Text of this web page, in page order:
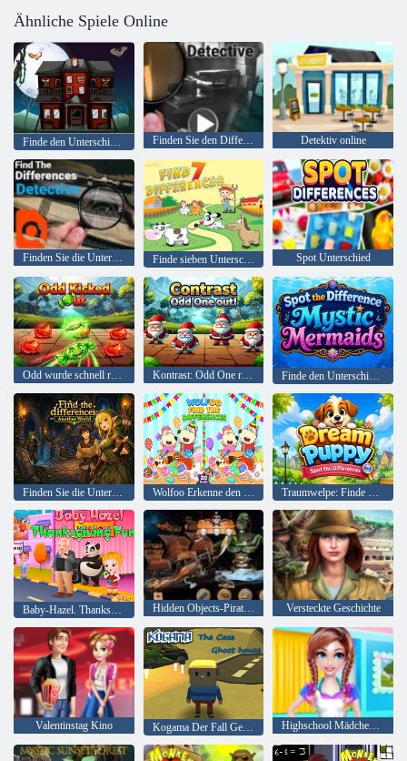
Ähnliche Spiele Online
Finde den Unterschied Halloween Finden Sie den Differenzdetektiv Detektiv online
Finden Sie die Unterschiede Detective Finde sieben Unterschiede Spot Unterschied
Odd wurde schnell rausgeschmissen Kontrast: Odd One raus! Finde den Unterschied Mystische Meerjungfrauen
Finden Sie die Unterschiede in einer anderen Welt Wolfoo Erkenne den Unterschied Traumwelpe: Finde die Unterschiede
Hidden Objects-Piraten-Schatz Versteckte Geschichte
Valentinstag Kino Kogama Der Fall Geisterhaus Highschool Mädchen Hausreinigung